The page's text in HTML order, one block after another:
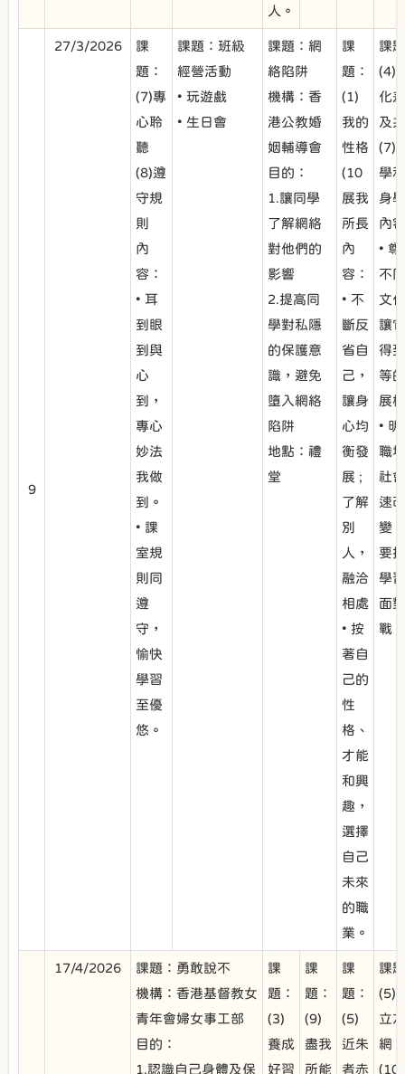
人。
9
27/3/2026
課
題：
(7)專
心聆
聽
(8)遵
守規
則
內
容：
• 耳
到眼
到與
心
到，
專心
妙法
我做
到。
• 課
室規
則同
遵
守，
愉快
學習
至優
悠。
課題：班級
經營活動
• 玩遊戲
• 生日會
課題：網
絡陷阱
機構：香
港公教婚
姻輔導會
目的：
1.讓同學
了解網絡
對他們的
影響
2.提高同
學對私隱
的保護意
識，避免
墮入網絡
陷阱
地點：禮
堂
課
題：
(1)
我的
性格
(10
展我
所長
內
容：
• 不
斷反
省自
己，
讓身
心均
衡發
展 ;
了解
別
人，
融洽
相處
• 按
著自
己的
性
格、
才能
和興
趣，
選擇
自己
未來
的職
業。
課
(4)
化
及
(7)
學
身
內
• 尊
不
文
讓
得
等
展
• 明
職
社
速改
變
要
學
面
戰
17/4/2026
課題：勇敢說不
機構：香港基督教女
青年會婦女事工部
目的：
1.認識自己身體及保
課
題：
(3)
養成
好習
課
題：
(9)
盡我
所能
課
題：
(5)
近朱
者赤
課
(5)
立
網